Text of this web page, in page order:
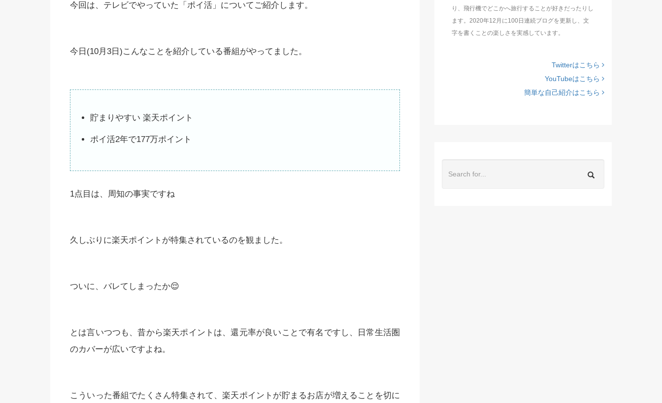
今回は、テレビでやっていた「ポイ活」についてご紹介します。
今日(10月3日)こんなことを紹介している番組がやってました。
貯まりやすい 楽天ポイント
ポイ活2年で177万ポイント
1点目は、周知の事実ですね
久しぶりに楽天ポイントが特集されているのを観ました。
ついに、バレてしまったか😌
とは言いつつも、昔から楽天ポイントは、還元率が良いことで有名ですし、日常生活圏
のカバーが広いですよね。
こういった番組でたくさん特集されて、楽天ポイントが貯まるお店が増えることを切に
り、飛行機でどこかへ旅行することが好きだったりし
ます。2020年12月に100日連続ブログを更新し、文
字を書くことの楽しさを実感しています。
Twitterはこちら
YouTubeはこちら
簡単な自己紹介はこちら